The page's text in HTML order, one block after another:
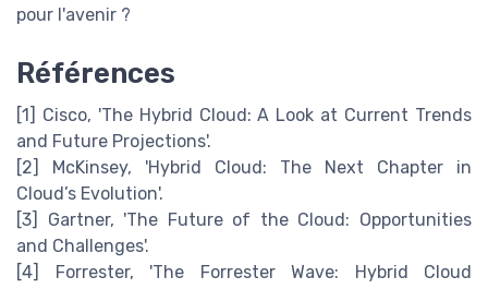
pour l'avenir ?
Références
[1] Cisco, 'The Hybrid Cloud: A Look at Current Trends
and Future Projections'.
[2] McKinsey, 'Hybrid Cloud: The Next Chapter in
Cloud’s Evolution'.
[3] Gartner, 'The Future of the Cloud: Opportunities
and Challenges'.
[4] Forrester, 'The Forrester Wave: Hybrid Cloud